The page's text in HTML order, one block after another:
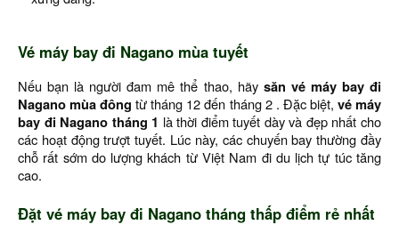
Vé máy bay đi Nagano mùa tuyết
Nếu bạn là người đam mê thể thao, hãy săn vé máy bay đi
Nagano mùa đông từ tháng 12 đến tháng 2 . Đặc biệt, vé máy
bay đi Nagano tháng 1 là thời điểm tuyết dày và đẹp nhất cho
các hoạt động trượt tuyết. Lúc này, các chuyến bay thường đầy
chỗ rất sớm do lượng khách từ Việt Nam đi du lịch tự túc tăng
cao.
Đặt vé máy bay đi Nagano tháng thấp điểm rẻ nhất